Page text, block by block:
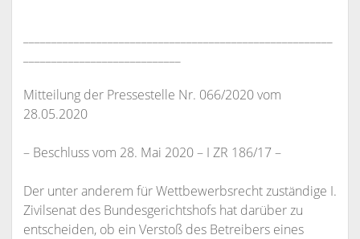
SOCIAL MEDIA UND RECHT
URHEBERRECHT, LIZENZRECHT, ÄUSSERUNGSRECHT, P
Mitteilung der Pressestelle Nr. 066/2020 vom
28.05.2020
– Beschluss vom 28. Mai 2020 – I ZR 186/17 –
Der unter anderem für Wettbewerbsrecht zuständige I.
Zivilsenat des Bundesgerichtshofs hat darüber zu
entscheiden, ob ein Verstoß des Betreibers eines